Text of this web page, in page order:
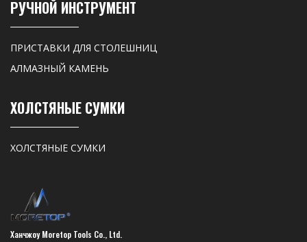
РУЧНОЙ ИНСТРУМЕНТ
ПРИСТАВКИ ДЛЯ СТОЛЕШНИЦ
АЛМАЗНЫЙ КАМЕНЬ
ХОЛСТЯНЫЕ СУМКИ
ХОЛСТЯНЫЕ СУМКИ
Ханчжоу Moretop Tools Co., Ltd.